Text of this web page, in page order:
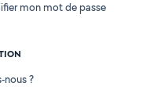
mon mot de passe
nous ?